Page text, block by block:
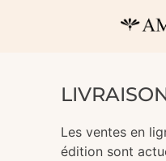
Les ventes en
édition sont